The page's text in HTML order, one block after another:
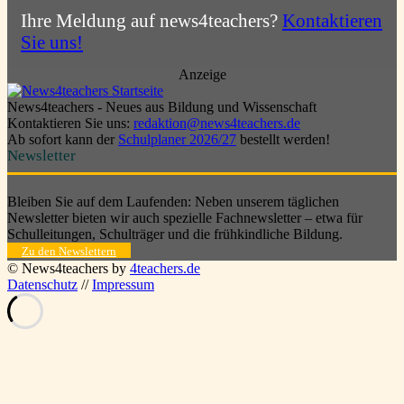
Ihre Meldung auf news4teachers? Kontaktieren
Sie uns!
Anzeige
News4teachers - Neues aus Bildung und Wissenschaft
Kontaktieren Sie uns: redaktion@news4teachers.de
Ab sofort kann der Schulplaner 2026/27 bestellt werden!
Newsletter
Bleiben Sie auf dem Laufenden: Neben unserem täglichen
Newsletter bieten wir auch spezielle Fachnewsletter – etwa für
Schulleitungen, Schulträger und die frühkindliche Bildung.
Zu den Newslettern
© News4teachers by 4teachers.de
Datenschutz //Impressum